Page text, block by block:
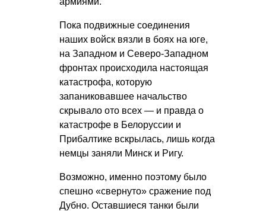
Пока подвижные соединения
наших войск вязли в боях на юге,
на Западном и Северо-Западном
фронтах происходила настоящая
катастрофа, которую
запаниковавшее начальство
скрывало ото всех — и правда о
катастрофе в Белоруссии и
Прибалтике вскрылась, лишь когда
немцы заняли Минск и Ригу.
Возможно, именно поэтому было
спешно «свернуто» сражение под
Дубно. Оставшиеся танки были